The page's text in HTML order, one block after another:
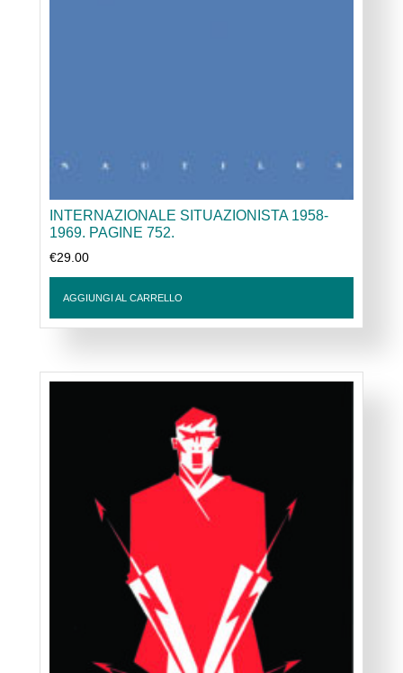
INTERNAZIONALE SITUAZIONISTA 1958-
1969. PAGINE 752.
€29.00
AGGIUNGI AL CARRELLO